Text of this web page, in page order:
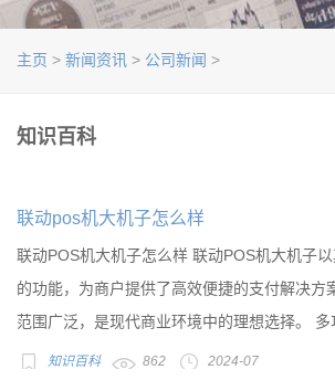
主页 > 新闻资讯 > 公司新闻 >
知识百科
联动pos机大机子怎么样
联动POS机大机子怎么样 联动POS机大机子
的功能，为商户提供了高效便捷的支付解决方
范围广泛，是现代商业环境中的理想选择。 多功
知识百科 862 2024-07